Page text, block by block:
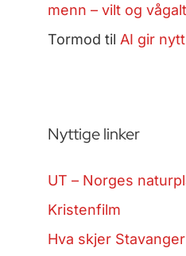
menn – vilt og vågalt
Tormod til AI gir
Nyttige linker
UT – Norges
Kristenfilm
Hva skjer Stavanger